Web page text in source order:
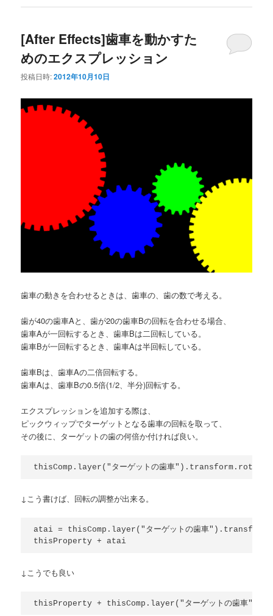
[After Effects]歯車を動かすた
めのエクスプレッション
投稿日時:2012年10月10日
歯車の動きを合わせるときは、歯車の、歯の数で考える。
歯が40の歯車Aと、歯が20の歯車Bの回転を合わせる場合、
歯車Aが一回転するとき、歯車Bは二回転している。
歯車Bが一回転するとき、歯車Aは半回転している。
歯車Bは、歯車Aの二倍回転する。
歯車Aは、歯車Bの0.5倍(1/2、半分)回転する。
エクスプレッションを追加する際は、
ピックウィップでターゲットとなる歯車の回転を取って、
その後に、ターゲットの歯の何倍か付ければ良い。
↓こう書けば、回転の調整が出来る。
atai = thisComp.layer("ターゲットの歯車
↓こうでも良い